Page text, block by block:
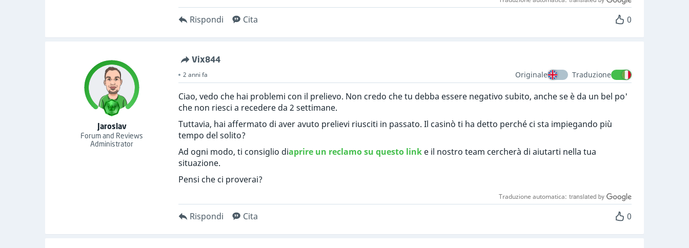
Rispondi Cita 0
Jaroslav
Forum and Reviews
Administrator
Vix844
2 anni fa Originale Traduzione
Ciao, vedo che hai problemi con il prelievo. Non credo che tu debba essere negativo subito, anche se è da un bel po'
che non riesci a recedere da 2 settimane.
Tuttavia, hai affermato di aver avuto prelievi riusciti in passato. Il casinò ti ha detto perché ci sta impiegando più
tempo del solito?
Ad ogni modo, ti consiglio diaprire un reclamo su questo link e il nostro team cercherà di aiutarti nella tua
situazione.
Pensi che ci proverai?
Traduzione automatica:
Rispondi Cita 0